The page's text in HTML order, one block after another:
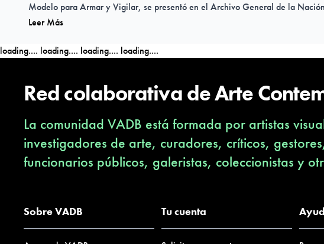
Modelo para Armar y Vigilar, se presentó en el Archivo General de la
Leer Más
loading.... loading.... loading.... loading....
Red colaborativa de Arte
La comunidad VADB está formada por artistas
investigadores de arte, curadores, críticos,
funcionarios públicos, galeristas, coleccionistas y
Sobre VADB Tu cuenta